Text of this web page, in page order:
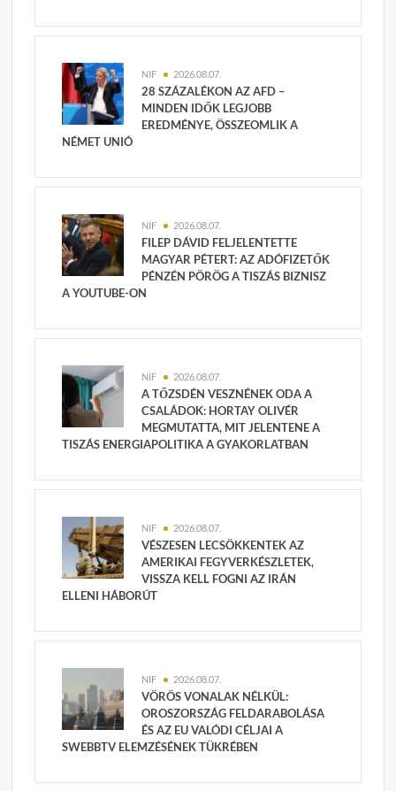
NIF 2026.08.07.
28 SZÁZALÉKON AZ AFD –
MINDEN IDŐK LEGJOBB
EREDMÉNYE, ÖSSZEOMLIK A
NÉMET UNIÓ
NIF 2026.08.07.
FILEP DÁVID FELJELENTETTE
MAGYAR PÉTERT: AZ ADÓFIZETŐK
PÉNZÉN PÖRÖG A TISZÁS BIZNISZ
A YOUTUBE-ON
NIF 2026.08.07.
A TŐZSDÉN VESZNÉNEK ODA A
CSALÁDOK: HORTAY OLIVÉR
MEGMUTATTA, MIT JELENTENE A
TISZÁS ENERGIAPOLITIKA A GYAKORLATBAN
NIF 2026.08.07.
VÉSZESEN LECSÖKKENTEK AZ
AMERIKAI FEGYVERKÉSZLETEK,
VISSZA KELL FOGNI AZ IRÁN
ELLENI HÁBORÚT
NIF 2026.08.07.
VÖRÖS VONALAK NÉLKÜL:
OROSZORSZÁG FELDARABOLÁSA
ÉS AZ EU VALÓDI CÉLJAI A
SWEBBTV ELEMZÉSÉNEK TÜKRÉBEN